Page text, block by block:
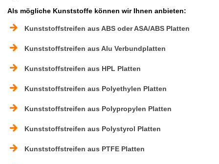
Als mögliche Kunststoffe können wir Ihnen anbieten:
Kunststoffstreifen aus ABS oder ASA/ABS Platten
Kunststoffstreifen aus Alu Verbundplatten
Kunststoffstreifen aus HPL Platten
Kunststoffstreifen aus Polyethylen Platten
Kunststoffstreifen aus Polypropylen Platten
Kunststoffstreifen aus Polystyrol Platten
Kunststoffstreifen aus PTFE Platten